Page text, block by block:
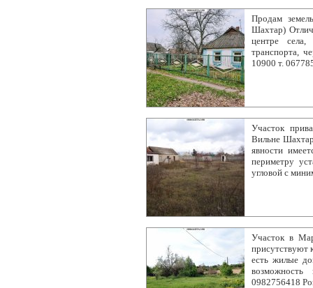
Продам
Шахтар)
центре
транспорта,
10900 т.
Участок
Вильне
явности
периметру
угловой с
Участок в
присутствуют
есть жилые
возможность
0982756418